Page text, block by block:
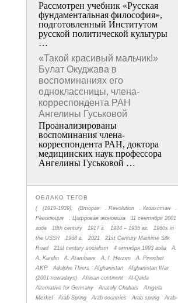
Рассмотрен учебник «Русская
фундаментальная философия»,
подготовленный Институтом
русской политической культуры
…
«Такой красивый мальчик!»
Булат Окуджава в
воспоминаниях его
одноклассницы, члена-
корреспондента РАН
Ангелины Гуськовой
Проанализированы
воспоминания члена­
корреспондента РАН, доктора
медицинских наук профессора
Ангелины Гуськовой …
ОБЛАКО ТЕГОВ
( (1919-1939); (Вторая . Revolution . Казахстан
.
Революция
. Цифровая экономика
11 сентября 2001
года
18th century 1917 г. 1934 – 1935 гг.
1960s in
the USSR
1968 г. 2021
21st Century Maritime Silk
Road
21st century socialism 4 октября 1993 года
A.
A. Karelin
A. Atambaev A. I. Herzen A. Pinochet
AKP Adolphe Thiers Afghanistan
Afghanistan War
(2001-nowadays)
African continent
Al-Qaida
Alternative for Germany
Anatoly Chubais
Angela
Merkel
Arab Spring Arab countries Arab spring
Arab-